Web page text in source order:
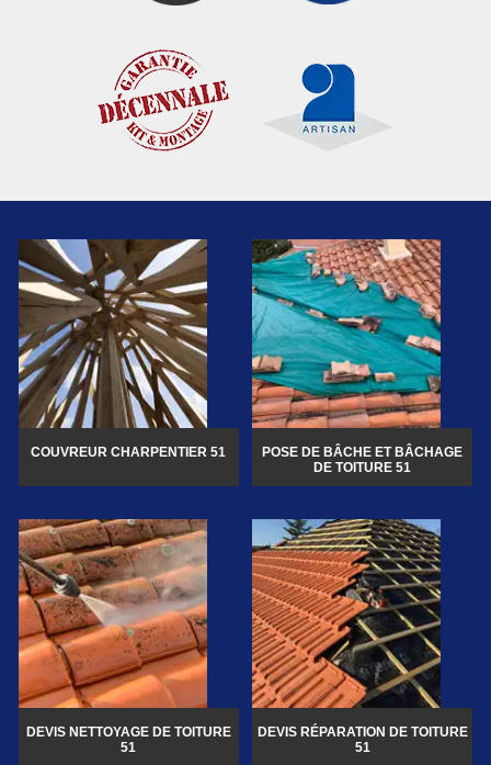
COUVREUR CHARPENTIER 51
POSE DE BÂCHE ET BÂCHAGE
DE TOITURE 51
DEVIS NETTOYAGE DE TOITURE
51
DEVIS RÉPARATION DE TOITURE
51